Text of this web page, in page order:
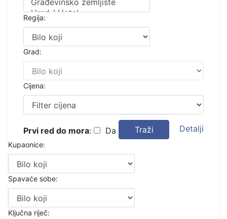
Regija:
Grad:
Cijena:
Prvi red do mora: Da Traži Detalji
Kupaonice:
Spavaće sobe:
Ključna riječ: